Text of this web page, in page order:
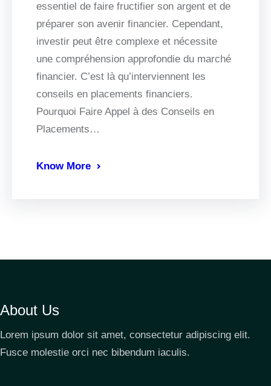
essentiel de faire fructifier son argent et de
préparer son avenir financier. Cependant,
investir peut être complexe et nécessite
une compréhension approfondie du marché
financier. C’est là qu’interviennent les
conseils en placements financiers.
Pourquoi Faire Appel à des Conseils en
Placements…
Know More
About Us
Lorem ipsum dolor sit amet, consectetur adipiscing elit.
Fusce molestie orci nec bibendum iaculis.